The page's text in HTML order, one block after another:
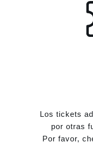
Los tickets
por otras
Por favor,